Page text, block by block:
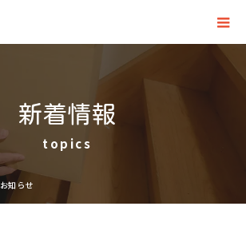
新着情報
topics
お知らせ